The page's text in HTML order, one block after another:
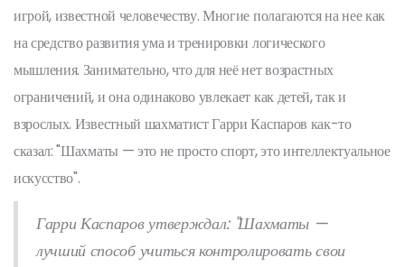
игрой, известной человечеству. Многие полагаются на нее как
на средство развития ума и тренировки логического
мышления. Занимательно, что для неё нет возрастных
ограничений, и она одинаково увлекает как детей, так и
взрослых. Известный шахматист Гарри Каспаров как-то
сказал: "Шахматы — это не просто спорт, это интеллектуальное
искусство".
Гарри Каспаров утверждал: "Шахматы —
лучший способ учиться контролировать свои